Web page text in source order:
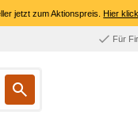
jetzt zum Aktionspreis.Hier
Für